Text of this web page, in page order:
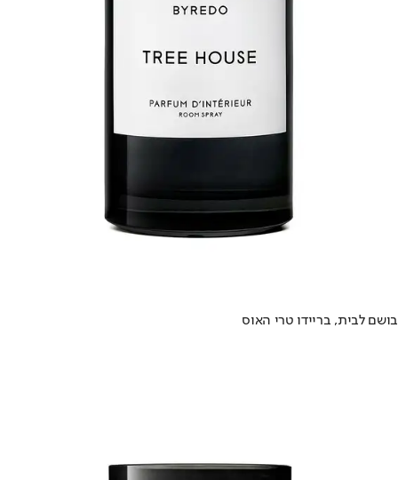
בושם לבית, בריידו טרי האוס